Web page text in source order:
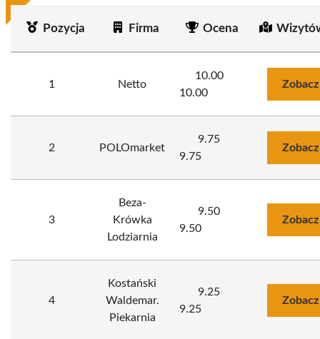
Pozycja Firma Ocena
1 Netto
10.00
10.00
2 POLOmarket
9.75
9.75
3
Beza-
Krówka
Lodziarnia
9.50
9.50
4
Kostański
Waldemar.
Piekarnia
9.25
9.25